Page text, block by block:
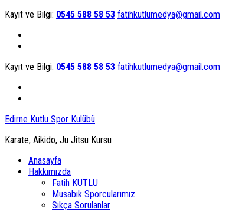
Kayıt ve Bilgi: 0545 588 58 53 fatihkutlumedya@gmail.com
Kayıt ve Bilgi: 0545 588 58 53 fatihkutlumedya@gmail.com
Edirne Kutlu Spor Kulübü
Karate, Aikido, Ju Jitsu Kursu
Anasayfa
Hakkımızda
Fatih KUTLU
Musabık Sporcularımız
Sıkça Sorulanlar